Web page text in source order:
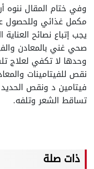
وفي ختام المقال ننوه
مكمل غذائي وللحصول
يجب إتباع نصائح
صحي غني بالمعادن
وحدها لا تكفي لعلاج
نقص للفيتامينات
فيتامين د ونقص
تساقط الشعر وتلفه.
ذات صلة